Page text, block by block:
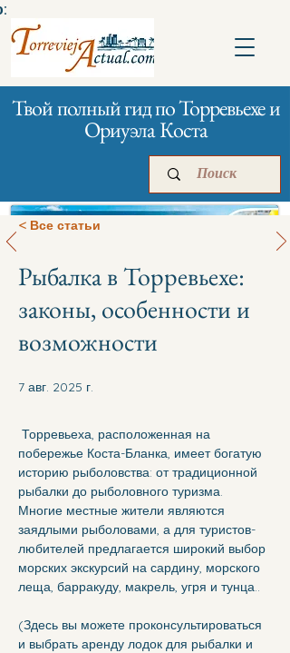
Твой полный гид по Торревьехе и
Ориуэла Коста
Бизнесам
< Все статьи
Рыбалка в Торревьехе:
законы, особенности и
возможности
7 авг. 2025 г.
Торревьеха, расположенная на
побережье Коста-Бланка, имеет богатую
историю рыболовства: от традиционной
рыбалки до рыболовного туризма.
Многие местные жители являются
заядлыми рыболовами, а для туристов-
любителей предлагается широкий выбор
морских экскурсий на сардину, морского
леща, барракуду, макрель, угря и тунца..
(Здесь вы можете проконсультироваться
и выбрать аренду лодок для рыбалки и